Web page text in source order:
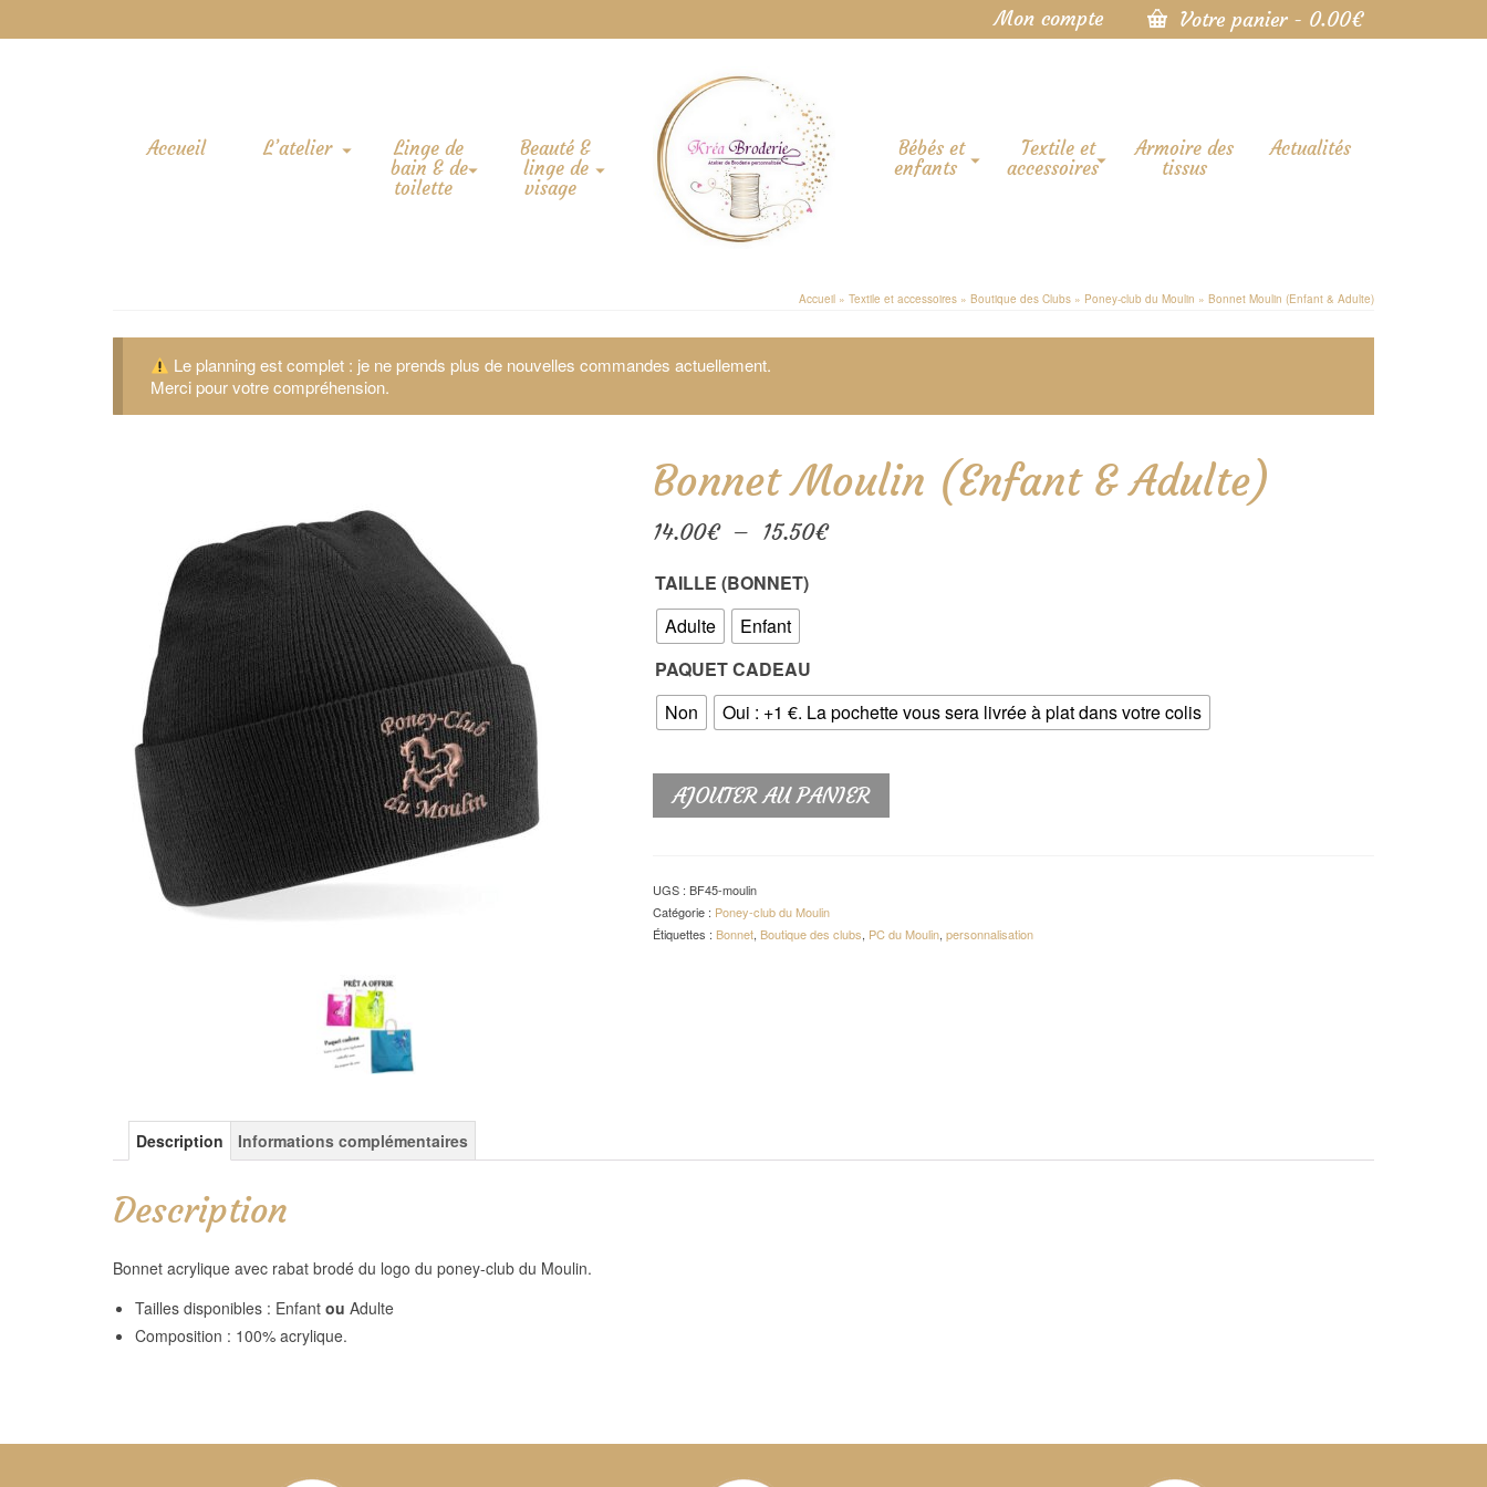
Mon compte Votre panier - 0.00€
Accueil L’atelier
Linge de
bain & de
toilette
Beauté &
linge de
visage
Bébés et
enfants
Textile et
accessoires
Armoire des
tissus
Actualités
Accueil » Textile et accessoires » Boutique des Clubs » Poney-club du Moulin » Bonnet Moulin (Enfant & Adulte)
Le planning est complet : je ne prends plus de nouvelles commandes actuellement.
Merci pour votre compréhension.
Bonnet Moulin (Enfant & Adulte)
14.00€ – 15.50€Plage
TAILLE (BONNET)
Adulte
Enfant
PAQUET CADEAU
Non
Oui : +1 €. La pochette vous sera livrée à plat dans votre colis
AJOUTER AU PANIER
UGS : BF45-moulin
Catégorie : Poney-club du Moulin
Étiquettes : Bonnet, Boutique des clubs, PC du Moulin, personnalisation
Description Informations complémentaires
Description
Bonnet acrylique avec rabat brodé du logo du poney-club du Moulin.
Tailles disponibles : Enfant ou Adulte
Composition : 100% acrylique.